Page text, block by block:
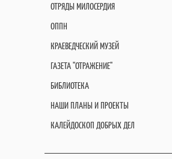
ОТРЯДЫ МИЛОСЕРДИЯ
ОППН
КРАЕВЕДЧЕСКИЙ МУЗЕЙ
ГАЗЕТА "ОТРАЖЕНИЕ"
БИБЛИОТЕКА
НАШИ ПЛАНЫ И ПРОЕКТЫ
КАЛЕЙДОСКОП ДОБРЫХ ДЕЛ